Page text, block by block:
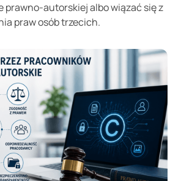
prawno-autorskiej albo wiązać się z
praw osób trzecich.